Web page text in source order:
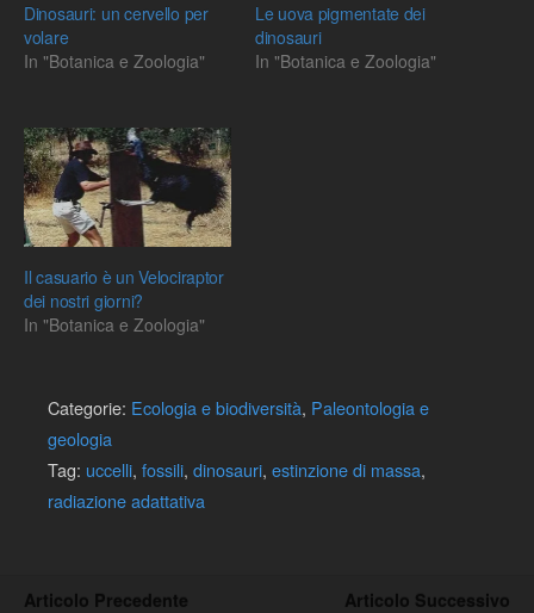
Dinosauri: un cervello per
volare
In "Botanica e Zoologia"
Le uova pigmentate dei
dinosauri
In "Botanica e Zoologia"
Il casuario è un Velociraptor
dei nostri giorni?
In "Botanica e Zoologia"
Categorie: Ecologia e biodiversità, Paleontologia e
geologia
Tag: uccelli, fossili, dinosauri, estinzione di massa,
radiazione adattativa
Articolo Precedente Articolo Successivo